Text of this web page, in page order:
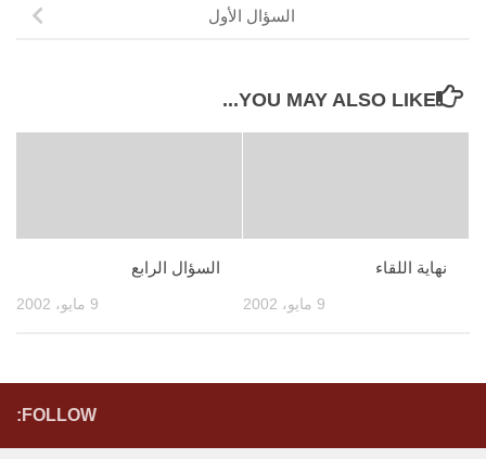
السؤال الأول
YOU MAY ALSO LIKE...
السؤال الرابع
9 مايو، 2002
نهاية اللقاء
9 مايو، 2002
FOLLOW: